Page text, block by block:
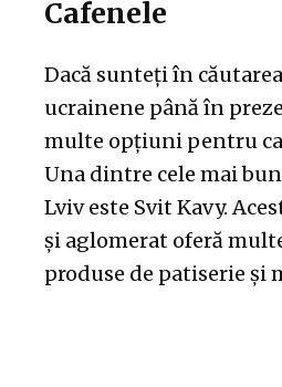
Cafenele
Dacă sunteți în
ucrainene până în
multe opțiuni pentru
Una dintre cele mai
Lviv este Svit Kavy.
și aglomerat oferă
produse de patiserie și